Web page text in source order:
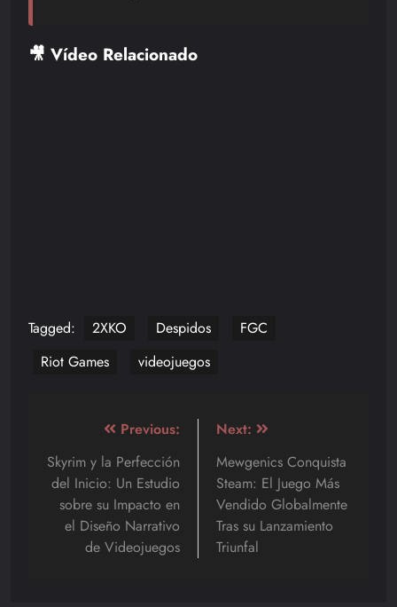
🎥 Vídeo Relacionado
Tagged: 2XKO Despidos
FGC
Riot Games
videojuegos
Navegación
de
entradas
Previous:
Skyrim y la Perfección
del Inicio: Un Estudio
sobre su Impacto en
el Diseño Narrativo
de Videojuegos
Next:
Mewgenics Conquista
Steam: El Juego Más
Vendido Globalmente
Tras su Lanzamiento
Triunfal